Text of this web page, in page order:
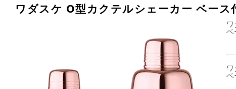
ワダスケ O型カクテルシェーカー ベース
ベ
ベ